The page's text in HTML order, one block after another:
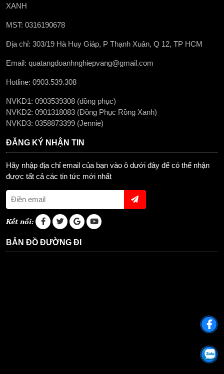
XANH
MST: 0316190678
Địa chỉ: 303/19 Hà Huy Giáp, P Thạnh Xuân, Q 12, TP HCM
Email: quatangdoanhnghiepvang@gmail.com
Hotline: 0903.539.308
NVKD1: 0903539308 (đồng phục)
NVKD2: 0901318083 (Đồng Phục Rồng Xanh)
NVKD3: 0358873399 (Jennie)
ĐĂNG KÝ NHẬN TIN
Hãy nhập địa chỉ email của bạn vào ô dưới đây để có thể nhận
được tất cả các tin tức mới nhất
Kết nối:
BẢN ĐỒ ĐƯỜNG ĐI